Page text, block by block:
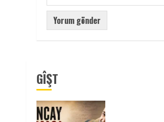
GÎŞT